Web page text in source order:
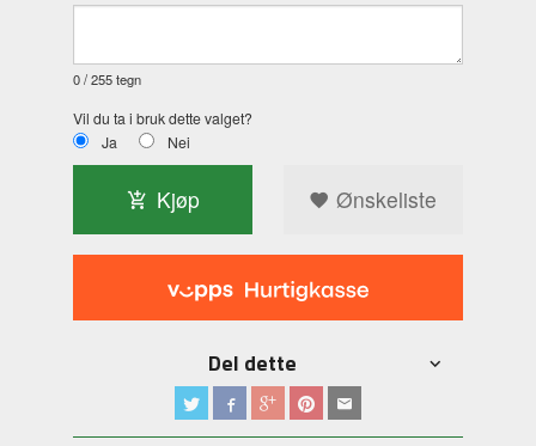
0/ 255 tegn
Vil du ta i bruk dette valget?
Ja
Nei
Kjøp Ønskeliste
Del dette